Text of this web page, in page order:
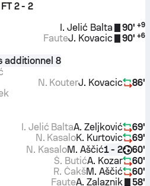
FT 2 - 2
90' +9
I. Jelić Balta
90' +6
J. Kovacic
Faute
additionnel 8
86'
J. Kovacic
N. Kouter
69'
A. Zeljković
I. Jelić Balta
69'
K. Kurtovic
N. Kasalo
60'
1 - 2
M. Aščić
N. Kasalo
60'
A. Kozar
Š. Butić
60'
M. Aščić
R. Čakš
58'
A. Zalaznik
Faute